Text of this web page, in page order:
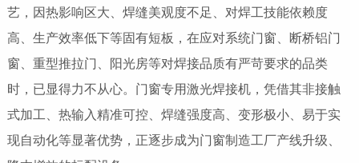
艺，因热影响区大、焊缝美观度不足、对焊工技能依赖度
高、生产效率低下等固有短板，在应对系统门窗、断桥铝门
窗、重型推拉门、阳光房等对焊接品质有严苛要求的品类
时，已显得力不从心。门窗专用激光焊接机，凭借其非接触
式加工、热输入精准可控、焊缝强度高、变形极小、易于实
现自动化等显著优势，正逐步成为门窗制造工厂产线升级、